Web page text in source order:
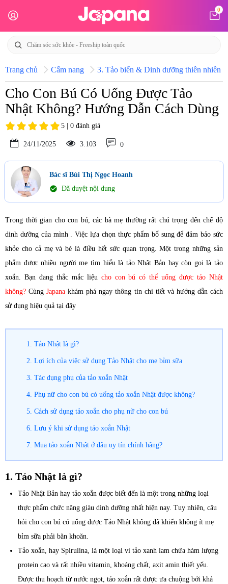
0
Trang chủ Cẩm nang 3. Tảo biển & Dinh dưỡng thiên nhiên
Cho Con Bú Có Uống Được Tảo
Nhật Không? Hướng Dẫn Cách Dùng
5 | 0 đánh giá
24/11/2025 3.103 0
Bác sĩ Bùi Thị Ngọc Hoanh
check_circle Đã duyệt nội dung
Trong thời gian cho con bú, các bà mẹ thường rất chú trọng đến chế độ
dinh dưỡng của mình . Việc lựa chọn thực phẩm bổ sung để đảm bảo sức
khỏe cho cả mẹ và bé là điều hết sức quan trọng. Một trong những sản
phẩm được nhiều người mẹ tìm hiểu là tảo Nhật Bản hay còn gọi là tảo
xoắn. Bạn đang thắc mắc liệu cho con bú có thể uống được tảo Nhật
không? CùngJapana khám phá ngay thông tin chi tiết và hướng dẫn cách
sử dụng hiệu quả tại đây
1. Tảo Nhật là gì?
2. Lợi ích của việc sử dụng Tảo Nhật cho mẹ bỉm sữa
3. Tác dụng phụ của tảo xoắn Nhật
4. Phụ nữ cho con bú có uống tảo xoắn Nhật được không?
5. Cách sử dụng tảo xoắn cho phụ nữ cho con bú
6. Lưu ý khi sử dụng tảo xoắn Nhật
7. Mua tảo xoắn Nhật ở đâu uy tín chính hãng?
1. Tảo Nhật là gì?
Tảo Nhật Bản hay tảo xoắn được biết đến là một trong những loại
thực phẩm chức năng giàu dinh dưỡng nhất hiện nay. Tuy nhiên, câu
hỏi cho con bú có uống được Tảo Nhật không đã khiến không ít mẹ
bỉm sữa phải băn khoăn.
Tảo xoắn, hay Spirulina, là một loại vi tảo xanh lam chứa hàm lượng
protein cao và rất nhiều vitamin, khoáng chất, axit amin thiết yếu.
Được thu hoạch từ nước ngọt, tảo xoắn rất được ưa chuộng bởi khả